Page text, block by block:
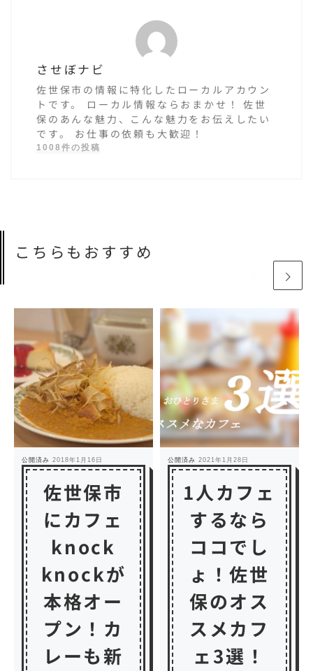
させぼナビ
佐世保市の情報に特化したローカルアカウン
トです。 ローカル情報ならおまかせ！ 佐世
保のあんな魅力、こんな魅力をお伝えしたい
です。 お仕事の依頼も大歓迎！
1008件の投稿
こちらもおすすめ
公開済み 2018年1月16日
佐世保市
にカフェ
knock
knockが
本格オー
プン！カ
レーも新
公開済み 2021年1月28日
1人カフェ
するなら
ココでし
ょ！佐世
保のオス
スメカフ
ェ3選！